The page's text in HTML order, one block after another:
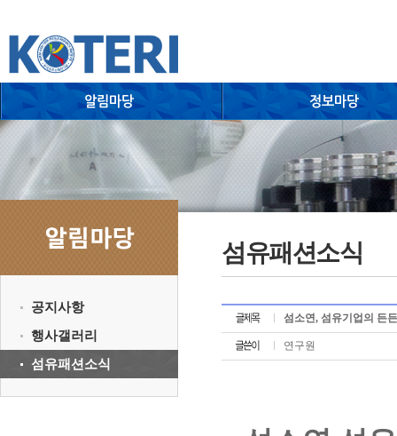
공지사항
행사갤러리
섬유패션소식
섬유패션소식
섬소연, 섬유기업의 든
연구원